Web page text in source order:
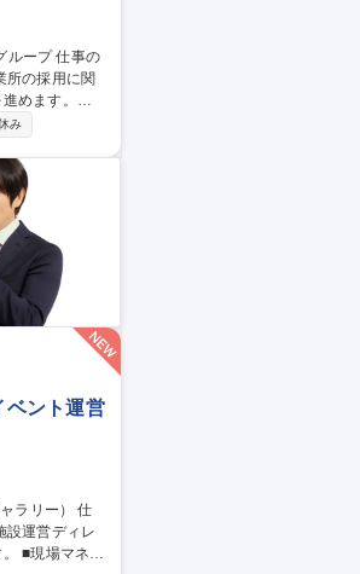
所の採用に関
めます。
生との連
予算作成な
み
ベント運営
設運営ディレ
ジ